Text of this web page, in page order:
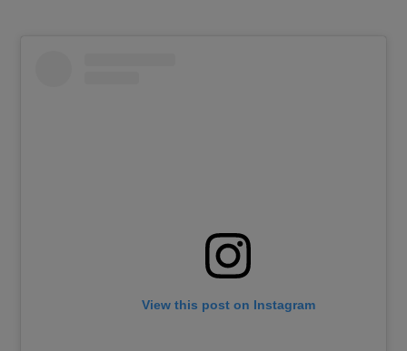
View this post on Instagram